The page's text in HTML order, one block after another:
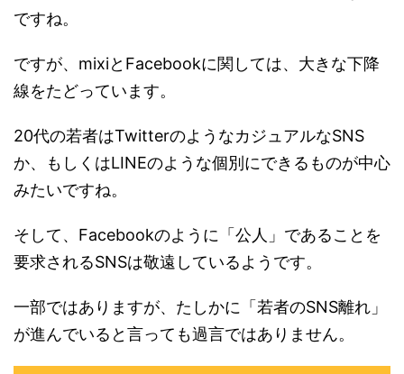
ですね。
ですが、mixiとFacebookに関しては、大きな下降
線をたどっています。
20代の若者はTwitterのようなカジュアルなSNS
か、もしくはLINEのような個別にできるものが中心
みたいですね。
そして、Facebookのように「公人」であることを
要求されるSNSは敬遠しているようです。
一部ではありますが、たしかに「若者のSNS離れ」
が進んでいると言っても過言ではありません。